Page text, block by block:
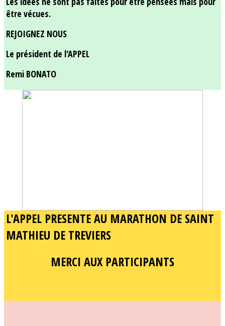
être vécues.
REJOIGNEZ NOUS
Le président de l'APPEL
Remi BONATO
L'APPEL PRESENTE AU MARATHON DE SAINT
MATHIEU DE TREVIERS
MERCI AUX PARTICIPANTS